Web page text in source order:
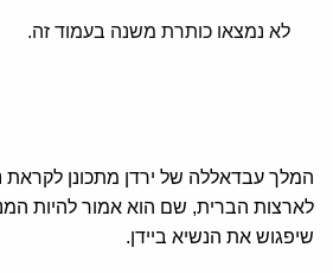
לא נמצאו כותרת משנה בעמוד זה.
המלך עבדאללה של ירדן מתכונן לקראת
לארצות הברית, שם הוא אמור להיות
שיפגוש את הנשיא ביידן.